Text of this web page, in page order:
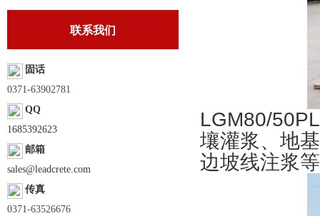
联系我们
固话
0371-63902781
QQ
1685392623
邮箱
sales@leadcrete.com
传真
0371-63526676
LGM80/
壤灌浆、地
边坡线注浆